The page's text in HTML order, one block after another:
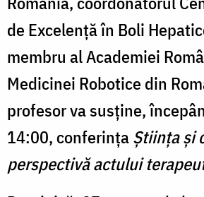
de Excelență în Boli
membru al Academiei
Medicinei Robotice din
profesor va susține,
14:00, conferințaȘtiința și
perspectivă actului